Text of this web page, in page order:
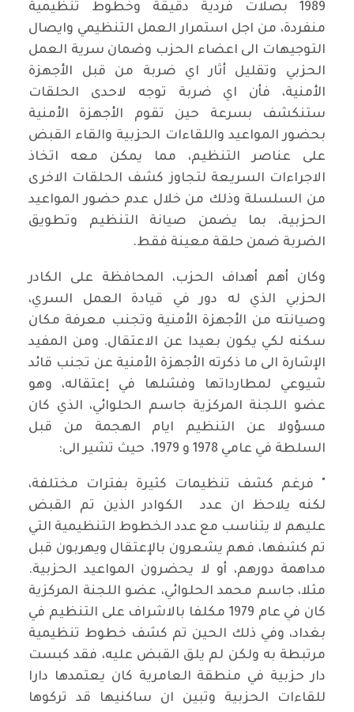
1989 بصلات فردية دقيقة وخطوط تنظيمية
منفردة، من اجل استمرار العمل التنظيمي وايصال
التوجيهات الى اعضاء الحزب وضمان سرية العمل
الحزبي وتقليل أثار اي ضربة من قبل الأجهزة
الأمنية، فأن اي ضربة توجه لاحدى الحلقات
ستنكشف بسرعة حين تقوم الأجهزة الأمنية
بحضور المواعيد واللقاءات الحزبية والقاء القبض
على عناصر التنظيم، مما يمكن معه اتخاذ
الاجراءات السريعة لتجاوز كشف الحلقات الاخرى
من السلسلة وذلك من خلال عدم حضور المواعيد
الحزبية، بما يضمن صيانة التنظيم وتطويق
الضربة ضمن حلقة معينة فقط.
وكان أهم أهداف الحزب، المحافظة على الكادر
الحزبي الذي له دور في قيادة العمل السري،
وصيانته من الأجهزة الأمنية وتجنب معرفة مكان
سكنه لكي يكون بعيدا عن الاعتقال. ومن المفيد
الإشارة الى ما ذكرته الأجهزة الأمنية عن تجنب قائد
شيوعي لمطارداتها وفشلها في إعتقاله، وهو
عضو اللجنة المركزية جاسم الحلوائي، الذي كان
مسؤولا عن التنظيم ايام الهجمة من قبل
السلطة في عامي 1978 و 1979، حيث تشير الى:
" فرغم كشف تنظيمات كثيرة بفترات مختلفة،
لكنه يلاحظ ان عدد الكوادر الذين تم القبض
عليهم لا يتناسب مع عدد الخطوط التنظيمية التي
تم كشفها، فهم يشعرون بالإعتقال ويهربون قبل
مداهمة دورهم، أو لا يحضرون المواعيد الحزبية.
مثلا، جاسم محمد الحلوائي، عضو اللجنة المركزية
كان في عام 1979 مكلفا بالاشراف على التنظيم في
بغداد، وفي ذلك الحين تم كشف خطوط تنظيمية
مرتبطة به ولكن لم يلق القبض عليه، فقد كبست
دار حزبية في منطقة العامرية كان يعتمدها دارا
للقاءات الحزبية وتبين ان ساكنيها قد تركوها